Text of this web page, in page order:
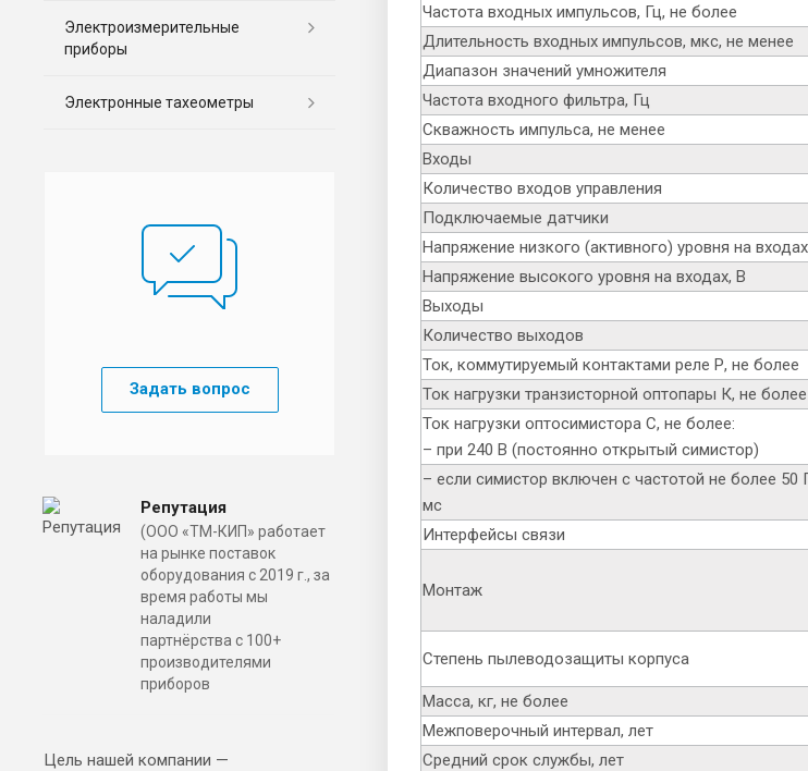
Частота входных импульсов, Гц, не более
Длительность входных импульсов, мкс, не менее
Диапазон значений умножителя
Частота входного фильтра, Гц
Скважность импульса, не менее
Входы
Количество входов управления
Подключаемые датчики
Напряжение низкого (активного) уровня на
Напряжение высокого уровня на входах, В
Выходы
Количество выходов
Ток, коммутируемый контактами реле Р, не более
Ток нагрузки транзисторной оптопары К, не более
Ток нагрузки оптосимистора С, не более:
– при 240 В (постоянно открытый симистор)
– если симистор включен с частотой не более 50
мс
Интерфейсы связи
Монтаж
Степень пылеводозащиты корпуса
Масса, кг, не более
Межповерочный интервал, лет
Средний срок службы, лет
Электроизмерительные
приборы
Электронные тахеометры
Задать вопрос
Репутация
(ООО «ТМ-КИП» работает
на рынке поставок
оборудования с 2019 г., за
время работы мы
наладили
партнёрства с 100+
производителями
приборов
Цель нашей компании —